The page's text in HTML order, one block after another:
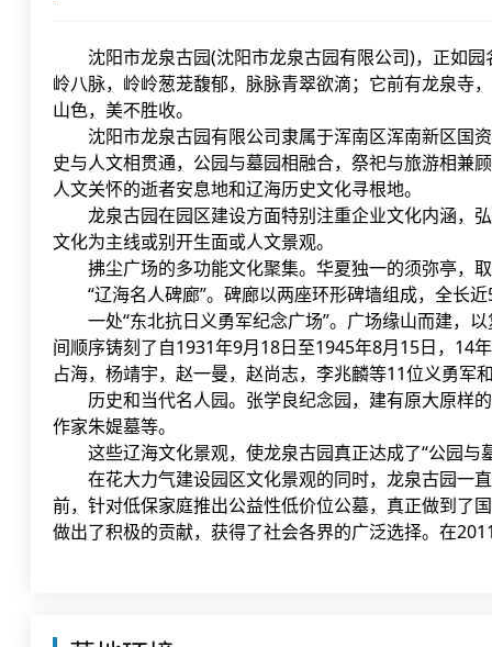
沈阳市龙泉古园(沈阳市龙泉古园有限公司)，正如
岭八脉，岭岭葱茏馥郁，脉脉青翠欲滴；它前有龙泉寺
山色，美不胜收。
沈阳市龙泉古园有限公司隶属于浑南区浑南新区国资
史与人文相贯通，公园与墓园相融合，祭祀与旅游相兼
人文关怀的逝者安息地和辽海历史文化寻根地。
龙泉古园在园区建设方面特别注重企业文化内涵，弘
文化为主线或别开生面或人文景观。
拂尘广场的多功能文化聚集。华夏独一的须弥亭，取
“辽海名人碑廊”。碑廊以两座环形碑墙组成，全长近
一处“东北抗日义勇军纪念广场”。广场缘山而建，以
间顺序铸刻了自1931年9月18日至1945年8月15日，14
占海，杨靖宇，赵一曼，赵尚志，李兆麟等11位义勇军
历史和当代名人园。张学良纪念园，建有原大原样的
作家朱媞墓等。
这些辽海文化景观，使龙泉古园真正达成了“公园与
在花大力气建设园区文化景观的同时，龙泉古园一直
前，针对低保家庭推出公益性低价位公墓，真正做到了
做出了积极的贡献，获得了社会各界的广泛选择。在